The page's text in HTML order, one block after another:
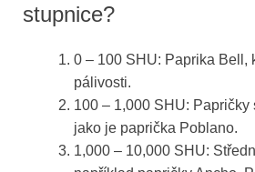
stupnice?
0 – 100 SHU: Paprika Bell,
pálivosti.
100 – 1,000 SHU: Papričky
jako je paprička Poblano.
1,000 – 10,000 SHU: